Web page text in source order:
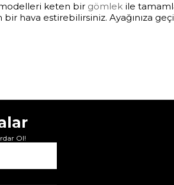
keten bir gömlek ile
hava estirebilirsiniz. Ayağınıza
Ol!